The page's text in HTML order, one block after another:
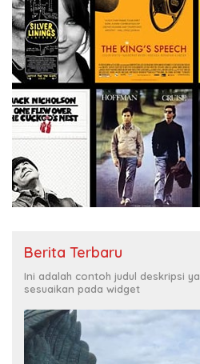
Berita Terbaru
Ini adalah contoh judul deskripsi
sesuaikan pada widget